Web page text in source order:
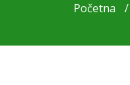
Početna